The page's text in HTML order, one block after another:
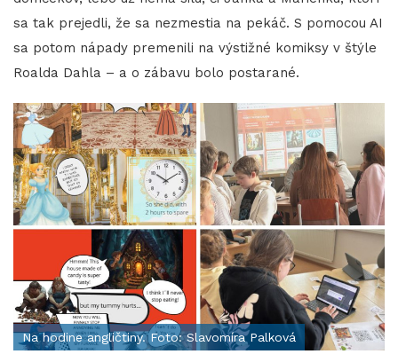
sa tak prejedli, že sa nezmestia na pekáč. S pomocou AI
sa potom nápady premenili na výstižné komiksy v štýle
Roalda Dahla – a o zábavu bolo postarané.
Na hodine angličtiny. Foto: Slavomíra Palková